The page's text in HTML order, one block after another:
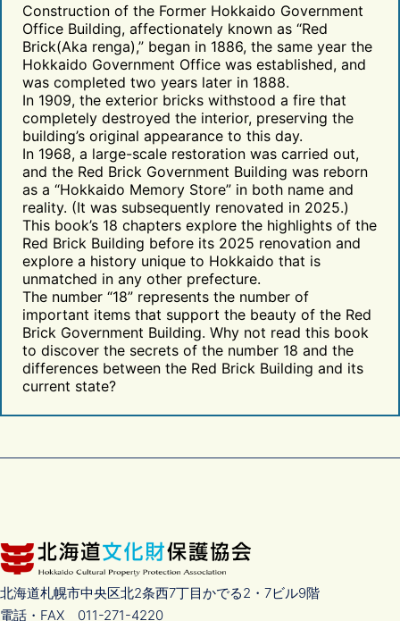
Construction of the Former Hokkaido Government
Office Building, affectionately known as “Red
Brick(Aka renga),” began in 1886, the same year the
Hokkaido Government Office was established, and
was completed two years later in 1888.
In 1909, the exterior bricks withstood a fire that
completely destroyed the interior, preserving the
building’s original appearance to this day.
In 1968, a large-scale restoration was carried out,
and the Red Brick Government Building was reborn
as a “Hokkaido Memory Store” in both name and
reality. (It was subsequently renovated in 2025.)
This book’s 18 chapters explore the highlights of the
Red Brick Building before its 2025 renovation and
explore a history unique to Hokkaido that is
unmatched in any other prefecture.
The number “18” represents the number of
important items that support the beauty of the Red
Brick Government Building. Why not read this book
to discover the secrets of the number 18 and the
differences between the Red Brick Building and its
current state?
北海道札幌市中央区北2条西7丁目かでる2・7ビル9階
電話・FAX 011-271-4220